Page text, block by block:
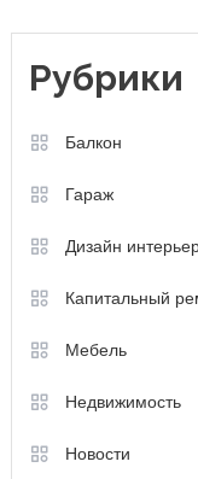
Рубрики
Балкон
Гараж
Дизайн
Капитальный
Мебель
Недвижимость
Новости